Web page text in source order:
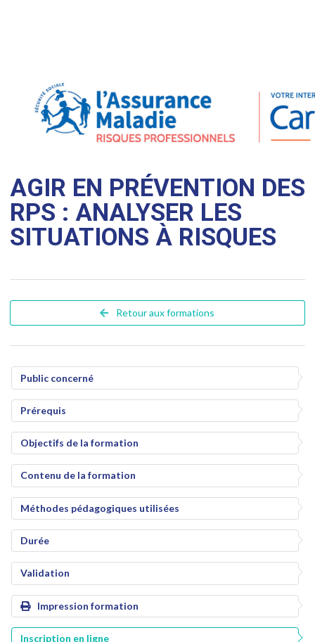
AGIR EN PRÉVENTION DES
RPS : ANALYSER LES
SITUATIONS À RISQUES
Retour aux formations
Public concerné
Prérequis
Objectifs de la formation
Contenu de la formation
Méthodes pédagogiques utilisées
Durée
Validation
Impression formation
Inscription en ligne